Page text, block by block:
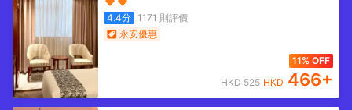
4.4分 1171 則評價
永安優惠
11% OFF
HKD525 HKD 466+